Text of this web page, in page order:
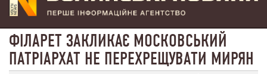
ФІЛАРЕТ ЗАКЛИКАЄ МОСКОВСЬКИЙ
ПАТРІАРХАТ НЕ ПЕРЕХРЕЩУВАТИ МИРЯН